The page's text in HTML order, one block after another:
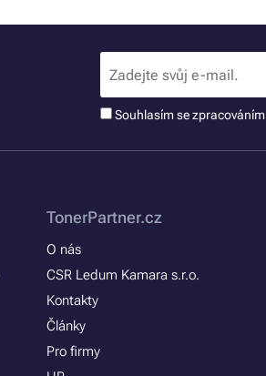
Souhlasím se zpracováním
TonerPartner.cz
O nás
CSR Ledum Kamara s.r.o.
Kontakty
Články
Pro firmy